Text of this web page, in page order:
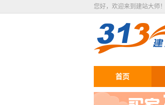
您好，欢迎来到建站大师！
首页